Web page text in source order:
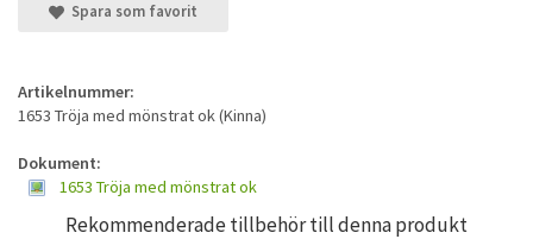
Spara som favorit
Artikelnummer:
1653 Tröja med mönstrat ok (Kinna)
Dokument:
1653 Tröja med mönstrat ok
Rekommenderade tillbehör till denna produkt